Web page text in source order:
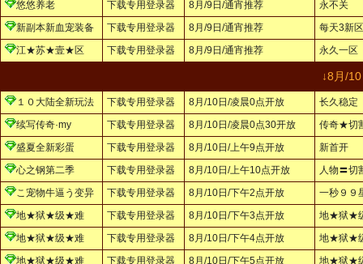
悠悠养老 下载专用登录器 8月/9日/通宵推荐
永不关
新副本新血宠装备
下载专用登录器 8月/9日/通宵推荐
每天3新区
江★苏★壹★区
下载专用登录器 8月/9日/通宵推荐 永久一区
↓8月/
１０大陆全新玩法 下载专用登录器 8月/10日/凌晨0点开放
长久稳定
续写传奇·my
下载专用登录器 8月/10日/凌晨0点30开放
传奇★切
盛夏全新彩蛋
下载专用登录器 8月/10日/上午9点开放
新首开
心之钢第二季
下载专用登录器 8月/10日/上午10点开放
人物〓切
こ宠物牛逼う变异
下载专用登录器 8月/10日/下午2点开放
一秒９９
地★狱★级★难
下载专用登录器 8月/10日/下午3点开放
地★狱★
地★狱★级★难
下载专用登录器 8月/10日/下午4点开放
地★狱★
地★狱★级★难
下载专用登录器 8月/10日/下午5点开放
地★狱★